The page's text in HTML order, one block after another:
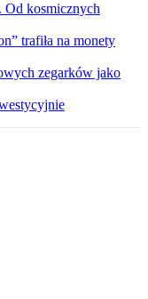
Od kosmicznych
trafiła na monety
zegarków jako